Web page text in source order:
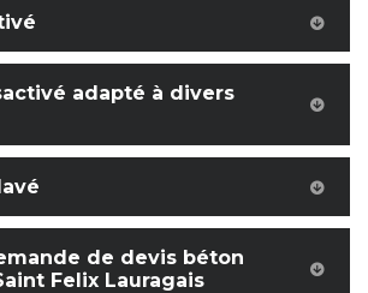
adapté à divers
de devis béton
Felix Lauragais